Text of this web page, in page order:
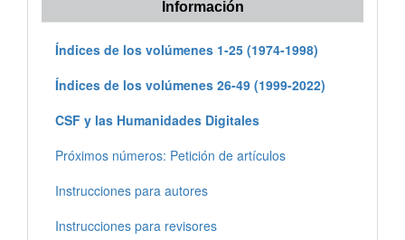
Información
Índices de los volúmenes 1-25 (1974-1998)
Índices de los volúmenes 26-49 (1999-2022)
CSF y las Humanidades Digitales
Próximos números: Petición de artículos
Instrucciones para autores
Instrucciones para revisores